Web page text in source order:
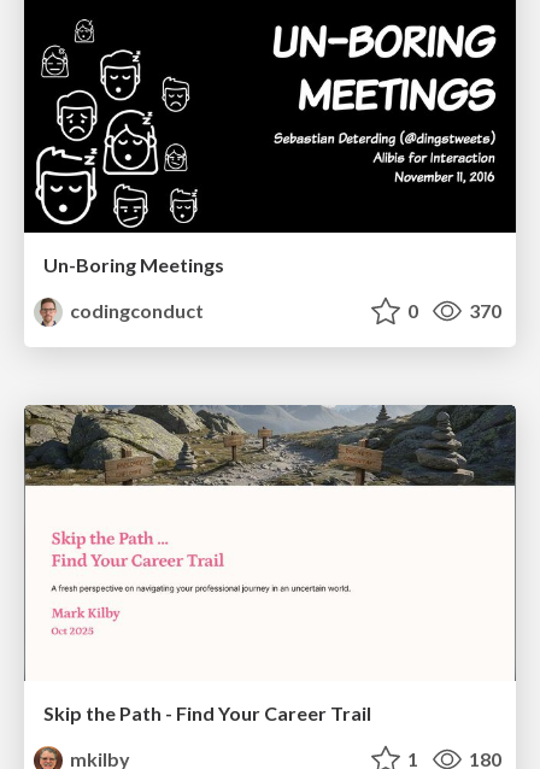
Un-Boring Meetings
codingconduct
0 370
Skip the Path - Find Your Career Trail
mkilby
1 180